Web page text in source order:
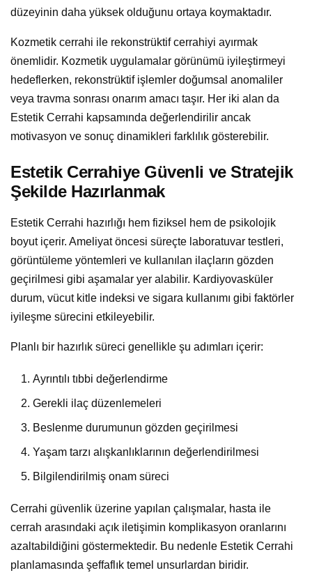
düzeyinin daha yüksek olduğunu ortaya koymaktadır.
Kozmetik cerrahi ile rekonstrüktif cerrahiyi ayırmak
önemlidir. Kozmetik uygulamalar görünümü iyileştirmeyi
hedeflerken, rekonstrüktif işlemler doğumsal anomaliler
veya travma sonrası onarım amacı taşır. Her iki alan da
Estetik Cerrahi kapsamında değerlendirilir ancak
motivasyon ve sonuç dinamikleri farklılık gösterebilir.
Estetik Cerrahiye Güvenli ve Stratejik
Şekilde Hazırlanmak
Estetik Cerrahi hazırlığı hem fiziksel hem de psikolojik
boyut içerir. Ameliyat öncesi süreçte laboratuvar testleri,
görüntüleme yöntemleri ve kullanılan ilaçların gözden
geçirilmesi gibi aşamalar yer alabilir. Kardiyovasküler
durum, vücut kitle indeksi ve sigara kullanımı gibi faktörler
iyileşme sürecini etkileyebilir.
Planlı bir hazırlık süreci genellikle şu adımları içerir:
Ayrıntılı tıbbi değerlendirme
Gerekli ilaç düzenlemeleri
Beslenme durumunun gözden geçirilmesi
Yaşam tarzı alışkanlıklarının değerlendirilmesi
Bilgilendirilmiş onam süreci
Cerrahi güvenlik üzerine yapılan çalışmalar, hasta ile
cerrah arasındaki açık iletişimin komplikasyon oranlarını
azaltabildiğini göstermektedir. Bu nedenle Estetik Cerrahi
planlamasında şeffaflık temel unsurlardan biridir.